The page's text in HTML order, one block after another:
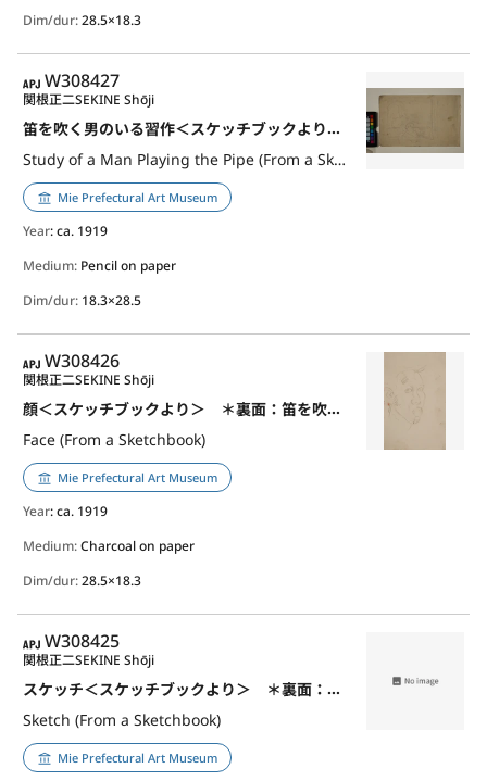
Dim/dur:28.5×18.3
APJ
W308427
笛を吹く男のいる習作＜スケッチブックより＞ ＊裏面：顔
Study of a Man Playing the Pipe (From a Sketchbook)
関根正二SEKINE Shōji
Mie Prefectural Art Museum
Year: ca. 1919
Medium: Pencil on paper
Dim/dur: 18.3×28.5
APJ
W308426
顔＜スケッチブックより＞ ＊裏面：笛を吹く男のいる習作
Face (From a Sketchbook)
関根正二SEKINE Shōji
Mie Prefectural Art Museum
Year: ca. 1919
Medium:Charcoal on paper
Dim/dur:28.5×18.3
APJ
W308425
スケッチ＜スケッチブックより＞ ＊裏面：文字
Sketch (From a Sketchbook)
関根正二SEKINE Shōji
Mie Prefectural Art Museum